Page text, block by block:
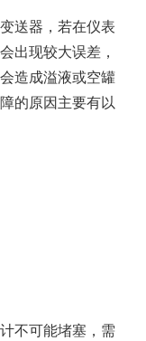
送器，若在仪表
出现较大误差，
造成溢液或空罐
的原因主要有以
不可能堵塞，需